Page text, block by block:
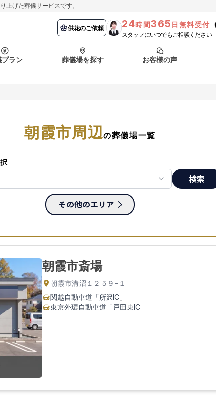
上げた葬儀サービスです。
供花のご依頼 24時間365 日無料受付
スタッフにいつでもご相談ください
プラン 葬儀場を探す
函館市
お客様の声
納棺の儀とは？ 葬儀の流れ
埼玉県 千葉県
お客様の声 よくある質問
供花のご依頼
朝霞市周辺の葬儀場一覧
検索
その他のエリア
朝霞市斎場
朝霞市溝沼１２５９−１
関越自動車道「所沢IC」
東京外環自動車道「戸田東IC」